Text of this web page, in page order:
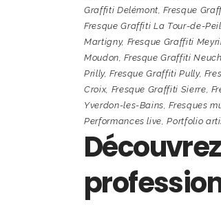
Graffiti Delémont ,Fresque
Fresque Graffiti La Tour-de-
Martigny, Fresque Graffiti
Moudon ,Fresque Graffiti
Prilly,Fresque Graffiti Pully,
Croix, Fresque Graffiti Sierre
Yverdon-les-Bains ,Fresques
Performances live ,Portfolio